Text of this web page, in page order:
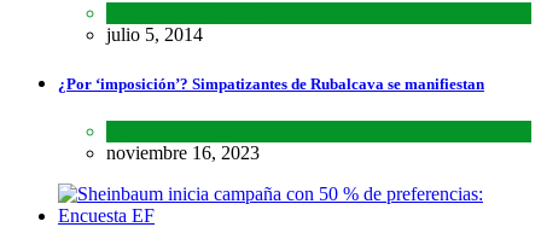
julio 5, 2014
¿Por ‘imposición’? Simpatizantes de Rubalcava se manifiestan
noviembre 16, 2023